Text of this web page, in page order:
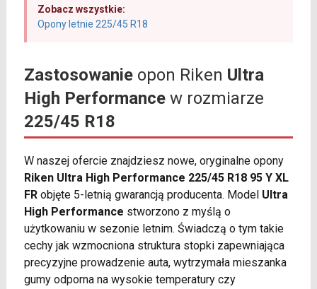
Zobacz wszystkie:
Opony letnie 225/45 R18
Zastosowanieopon Riken Ultra
High Performancew rozmiarze
225/45 R18
W naszej ofercie znajdziesz nowe, oryginalne opony
Riken Ultra High Performance 225/45 R18 95 Y XL
FRobjęte 5-letnią gwarancją producenta. Model Ultra
High Performance stworzono z myślą o
użytkowaniu w sezonie letnim. Świadczą o tym takie
cechy jak wzmocniona struktura stopki zapewniająca
precyzyjne prowadzenie auta, wytrzymała mieszanka
gumy odporna na wysokie temperatury czy